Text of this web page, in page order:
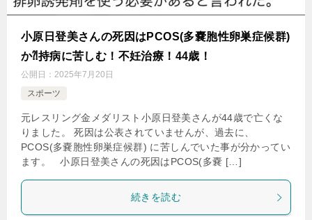
小原日登美さんの死因はPCOS(多嚢胞性卵巣症候群)
か⁈持病に苦しむ！不妊治療！44歳！
公開日： 2025年7月20日
スポーツ
元レスリング金メダリスト小原日登美さんが44歳で亡くな
りました。 死因は公表されていませんが、過去に、
PCOS(多嚢胞性卵巣症候群) に苦しんでいた事が分かってい
ます。 小原日登美さんの死因はPCOS(多嚢 […]
続きを読む